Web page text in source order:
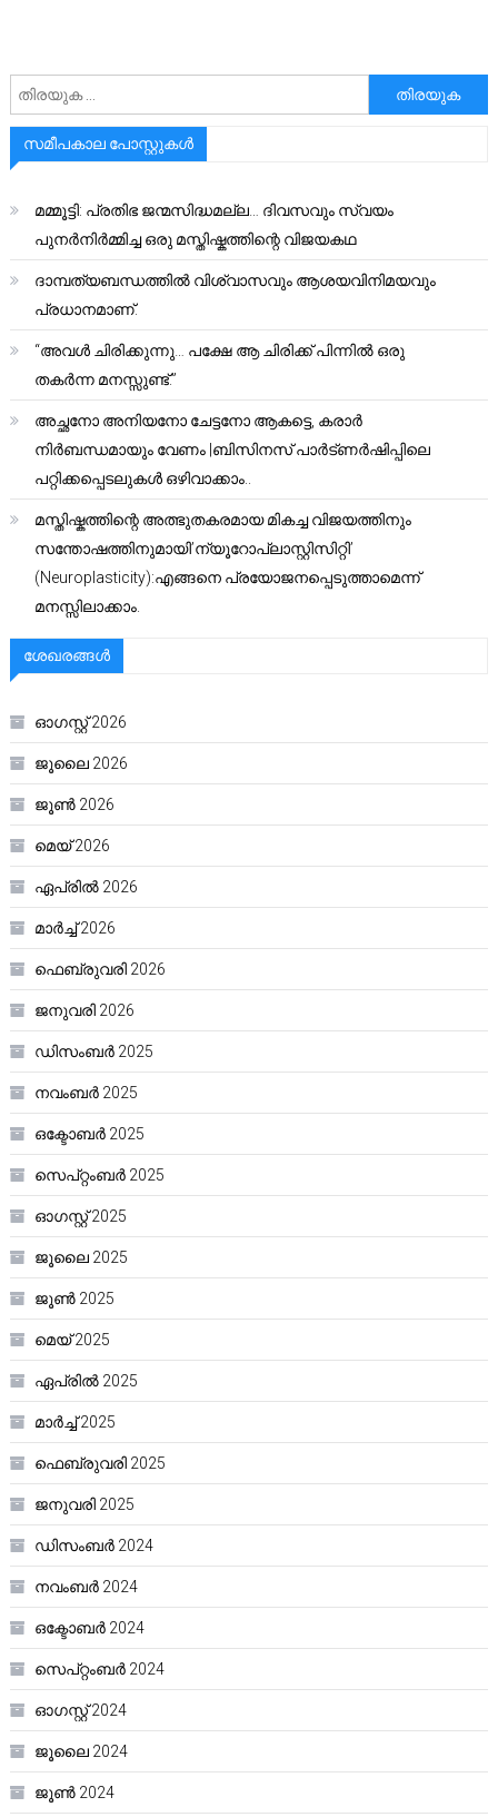
അനേഷിക്കുക
സമീപകാല പോസ്റ്റുകൾ
മമ്മൂട്ടി: പ്രതിഭ ജന്മസിദ്ധമല്ല… ദിവസവും സ്വയം
പുനർനിർമ്മിച്ച ഒരു മസ്തിഷ്കത്തിന്റെ വിജയകഥ
ദാമ്പത്യബന്ധത്തിൽ വിശ്വാസവും ആശയവിനിമയവും
പ്രധാനമാണ്.
“അവൾ ചിരിക്കുന്നു… പക്ഷേ ആ ചിരിക്ക് പിന്നിൽ ഒരു
തകർന്ന മനസ്സുണ്ട്.”
അച്ഛനോ അനിയനോ ചേട്ടനോ ആകട്ടെ, കരാർ
നിർബന്ധമായും വേണം |ബിസിനസ് പാർട്ണർഷിപ്പിലെ
പറ്റിക്കപ്പെടലുകൾ ഒഴിവാക്കാം..
മസ്തിഷ്കത്തിന്റെ അത്ഭുതകരമായ മികച്ച വിജയത്തിനും
സന്തോഷത്തിനുമായി’ന്യൂറോപ്ലാസ്റ്റിസിറ്റി’
(Neuroplasticity):എങ്ങനെ പ്രയോജനപ്പെടുത്താമെന്ന്
മനസ്സിലാക്കാം.
ശേഖരങ്ങൾ
ഓഗസ്റ്റ്‌ 2026
ജൂലൈ 2026
ജൂൺ 2026
മെയ്‌ 2026
ഏപ്രിൽ 2026
മാർച്ച്‌ 2026
ഫെബ്രുവരി 2026
ജനുവരി 2026
ഡിസംബർ 2025
നവംബർ 2025
ഒക്ടോബർ 2025
സെപ്റ്റംബർ 2025
ഓഗസ്റ്റ്‌ 2025
ജൂലൈ 2025
ജൂൺ 2025
മെയ്‌ 2025
ഏപ്രിൽ 2025
മാർച്ച്‌ 2025
ഫെബ്രുവരി 2025
ജനുവരി 2025
ഡിസംബർ 2024
നവംബർ 2024
ഒക്ടോബർ 2024
സെപ്റ്റംബർ 2024
ഓഗസ്റ്റ്‌ 2024
ജൂലൈ 2024
ജൂൺ 2024